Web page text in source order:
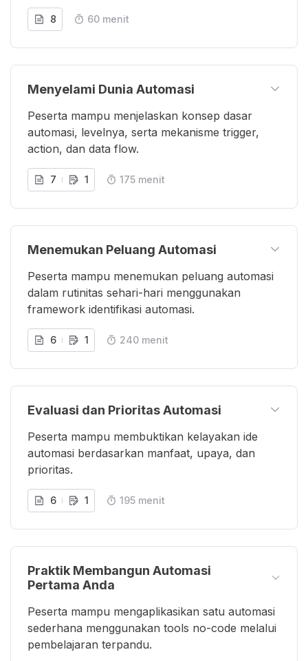
8 60 menit
Menyelami Dunia Automasi
Peserta mampu menjelaskan konsep dasar
automasi, levelnya, serta mekanisme trigger,
action, dan data flow.
7 1 175 menit
Menemukan Peluang Automasi
Peserta mampu menemukan peluang automasi
dalam rutinitas sehari-hari menggunakan
framework identifikasi automasi.
6 1 240 menit
Evaluasi dan Prioritas Automasi
Peserta mampu membuktikan kelayakan ide
automasi berdasarkan manfaat, upaya, dan
prioritas.
6 1 195 menit
Praktik Membangun Automasi
Pertama Anda
Peserta mampu mengaplikasikan satu automasi
sederhana menggunakan tools no-code melalui
pembelajaran terpandu.